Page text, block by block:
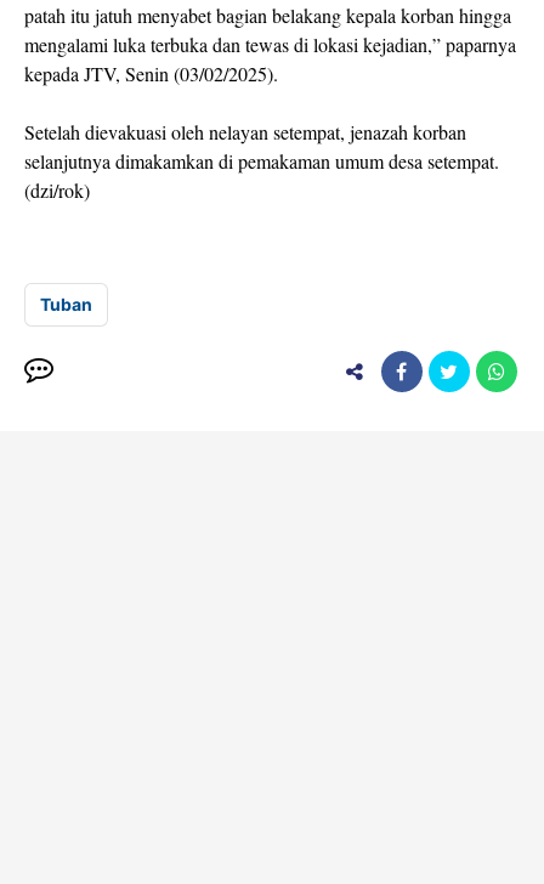
patah itu jatuh menyabet bagian belakang kepala korban hingga
mengalami luka terbuka dan tewas di lokasi kejadian,” paparnya
kepada JTV, Senin (03/02/2025).
Setelah dievakuasi oleh nelayan setempat, jenazah korban
selanjutnya dimakamkan di pemakaman umum desa setempat.
(dzi/rok)
Tuban